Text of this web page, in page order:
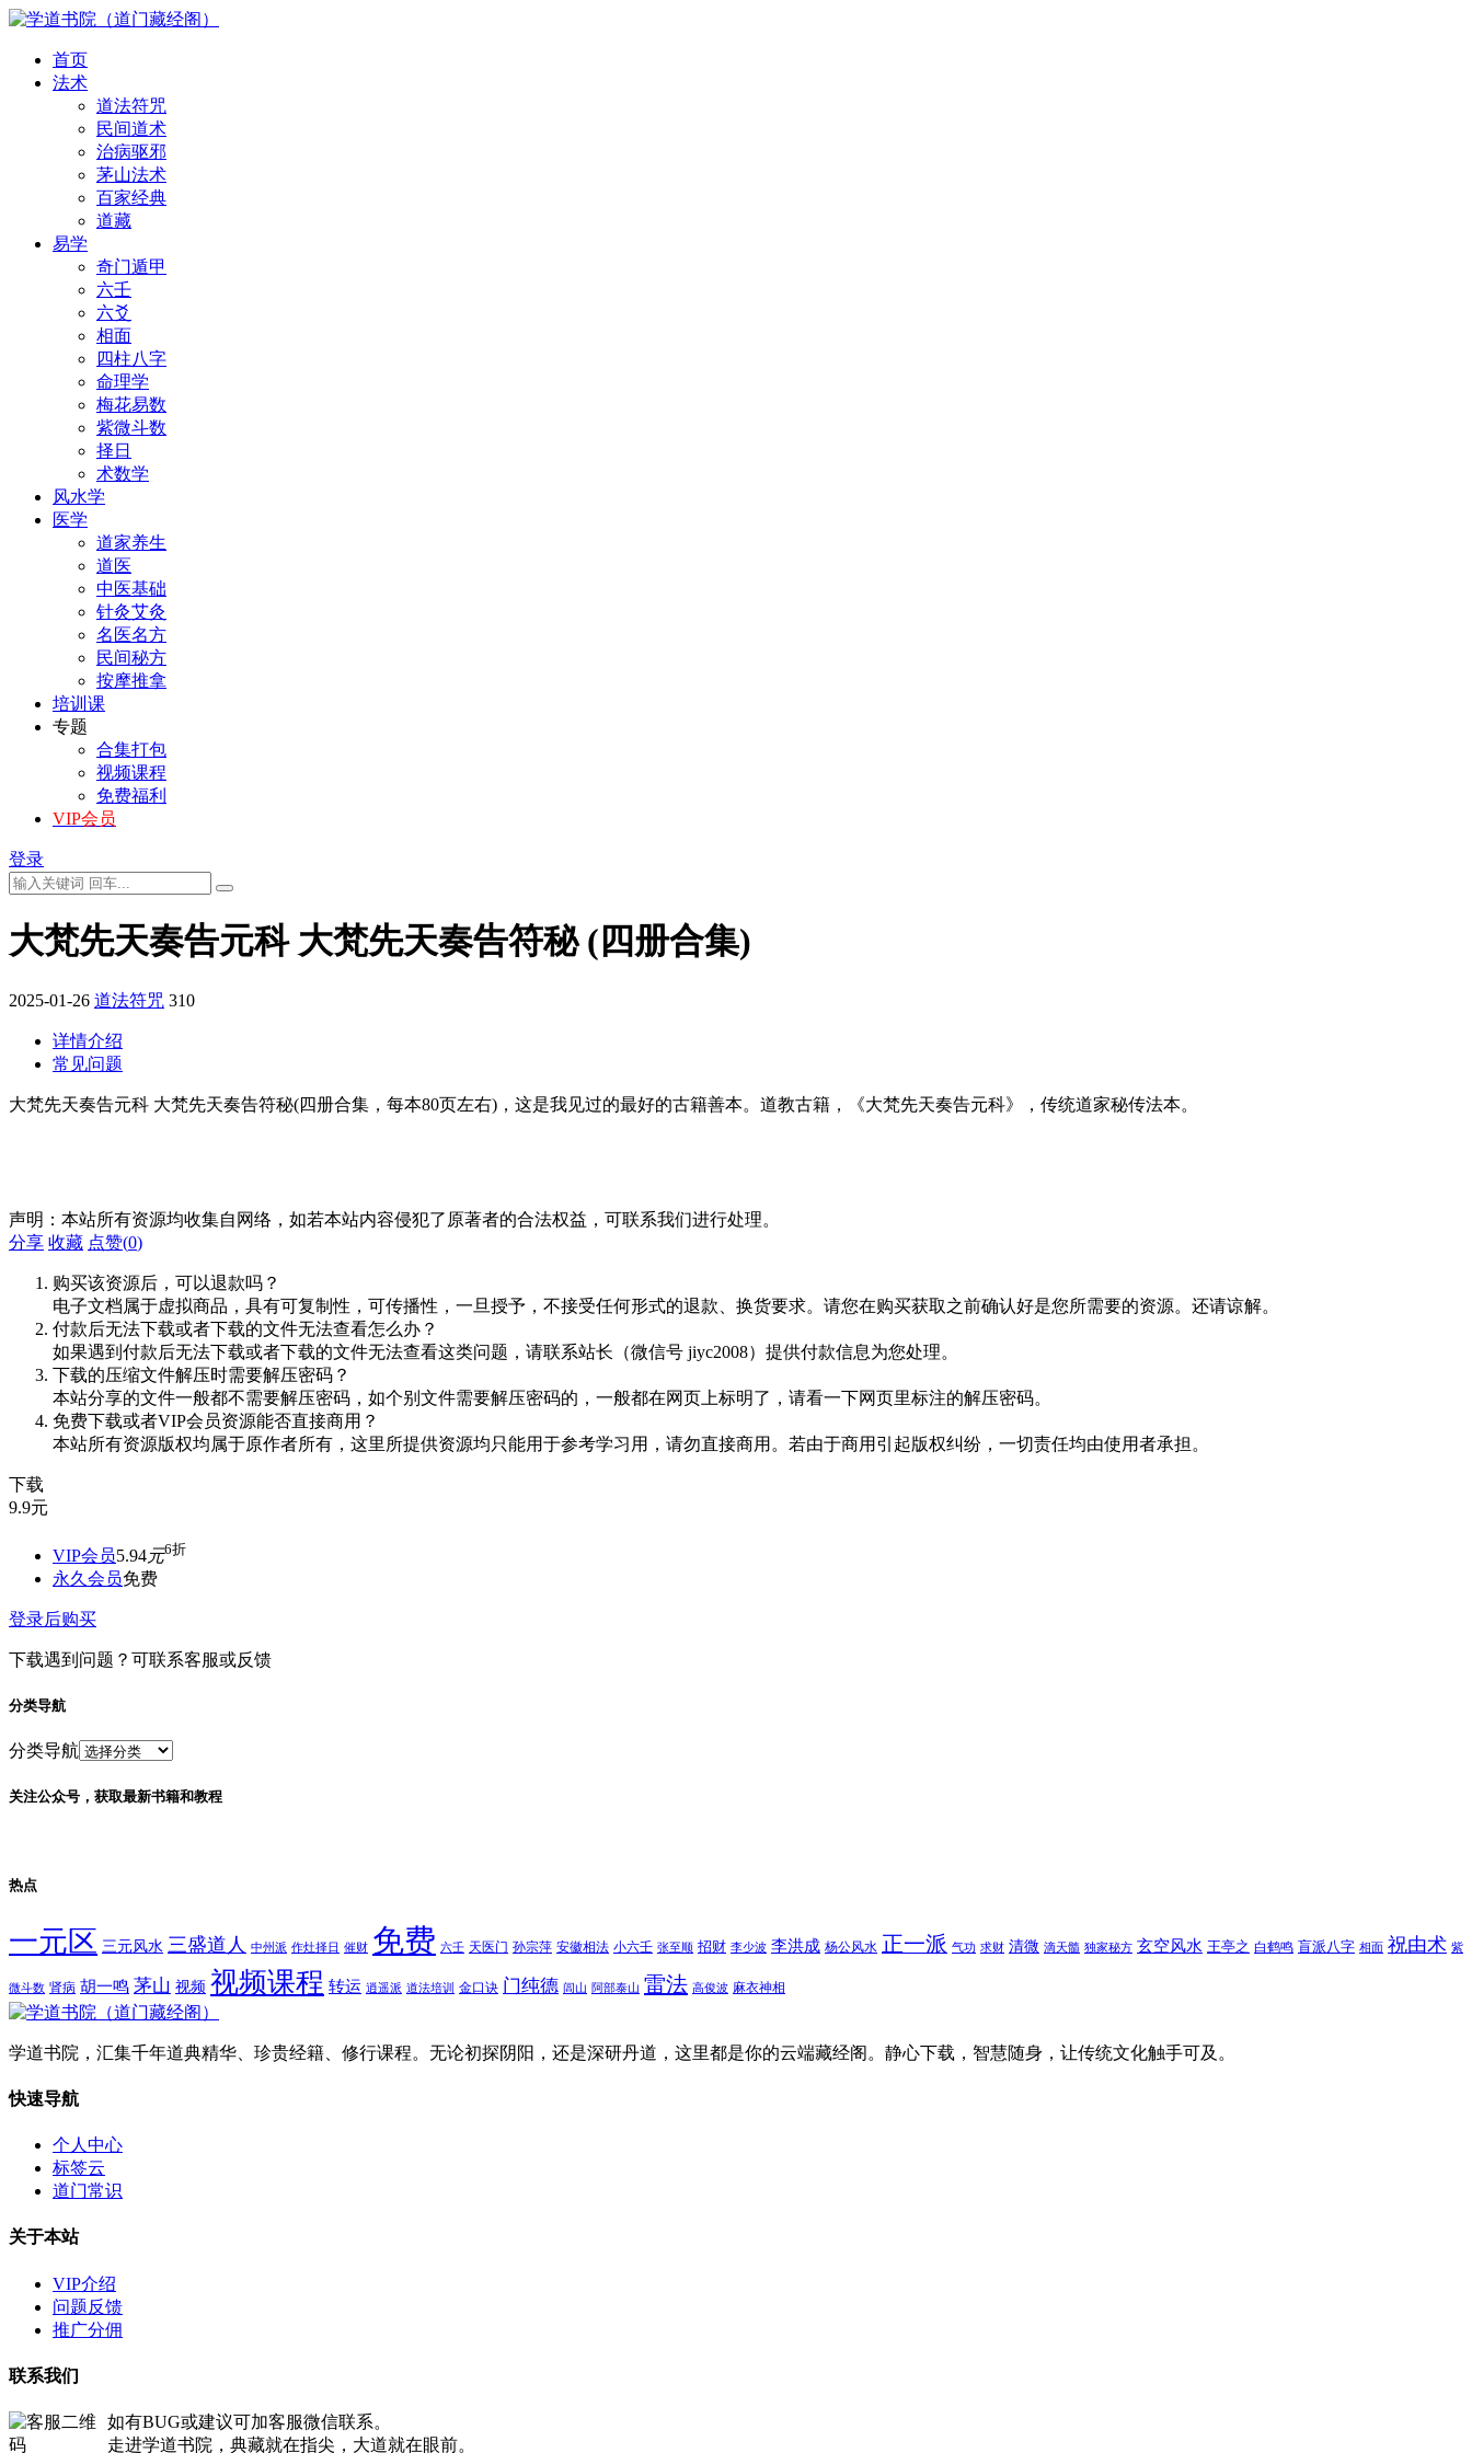
首页
法术
道法符咒
民间道术
治病驱邪
茅山法术
百家经典
道藏
易学
奇门遁甲
六壬
六爻
相面
四柱八字
命理学
梅花易数
紫微斗数
择日
术数学
风水学
医学
道家养生
道医
中医基础
针灸艾灸
名医名方
民间秘方
按摩推拿
培训课
专题
合集打包
视频课程
免费福利
VIP会员
登录
大梵先天奏告元科 大梵先天奏告符秘 (四册合集)
2025-01-26 道法符咒 310
详情介绍
常见问题
大梵先天奏告元科 大梵先天奏告符秘(四册合集，每本80页左右)，这是我见过的最好的古籍善本。道教古籍，《大梵先天奏告元科》，传统道家秘传法本。
声明：本站所有资源均收集自网络，如若本站内容侵犯了原著者的合法权益，可联系我们进行处理。
分享 收藏 点赞(0)
购买该资源后，可以退款吗？
电子文档属于虚拟商品，具有可复制性，可传播性，一旦授予，不接受任何形式的退款、换货要求。请您在购买获取之前确认好是您所需要的资源。还请谅解。
付款后无法下载或者下载的文件无法查看怎么办？
如果遇到付款后无法下载或者下载的文件无法查看这类问题，请联系站长（微信号 jiyc2008）提供付款信息为您处理。
下载的压缩文件解压时需要解压密码？
本站分享的文件一般都不需要解压密码，如个别文件需要解压密码的，一般都在网页上标明了，请看一下网页里标注的解压密码。
免费下载或者VIP会员资源能否直接商用？
本站所有资源版权均属于原作者所有，这里所提供资源均只能用于参考学习用，请勿直接商用。若由于商用引起版权纠纷，一切责任均由使用者承担。
下载
9.9元
VIP会员5.94元6折
永久会员免费
登录后购买
下载遇到问题？可联系客服或反馈
分类导航
分类导航
关注公众号，获取最新书籍和教程
热点
一元区 三元风水 三盛道人 中州派 作灶择日 催财 免费 六壬 天医门 孙宗萍 安徽相法 小六壬 张至顺 招财 李少波 李洪成 杨公风水 正一派 气功 求财 清微 滴天髓 独家秘方 玄空风水 王亭之 白鹤鸣 盲派八字 相面 祝由术 紫
微斗数 肾病 胡一鸣 茅山 视频 视频课程 转运 逍遥派 道法培训 金口诀 门纯德 闾山 阿部泰山 雷法 高俊波 麻衣神相
学道书院，汇集千年道典精华、珍贵经籍、修行课程。无论初探阴阳，还是深研丹道，这里都是你的云端藏经阁。静心下载，智慧随身，让传统文化触手可及。
快速导航
个人中心
标签云
道门常识
关于本站
VIP介绍
问题反馈
推广分佣
联系我们
如有BUG或建议可加客服微信联系。
走进学道书院，典藏就在指尖，大道就在眼前。